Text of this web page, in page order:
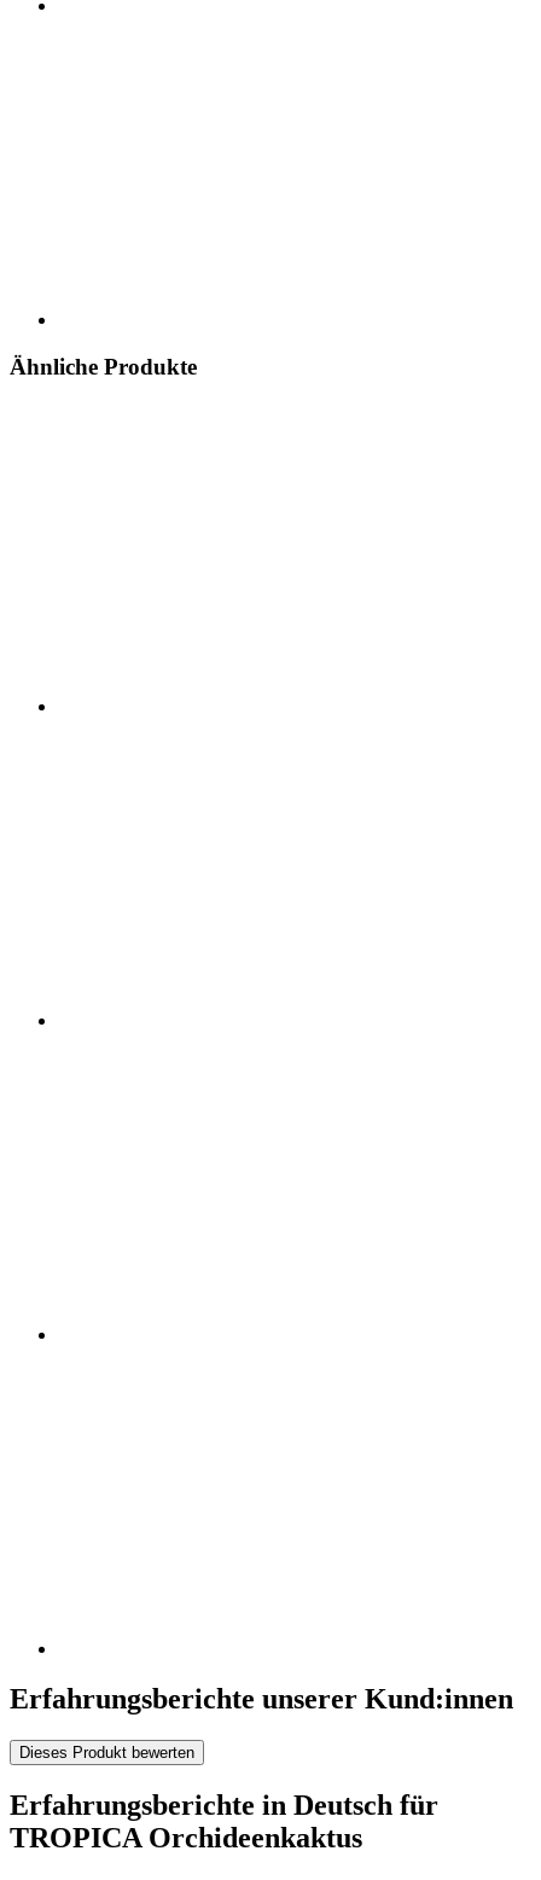
Ähnliche Produkte
Erfahrungsberichte unserer Kund:innen
Dieses Produkt bewerten
Erfahrungsberichte in Deutsch für
TROPICA Orchideenkaktus